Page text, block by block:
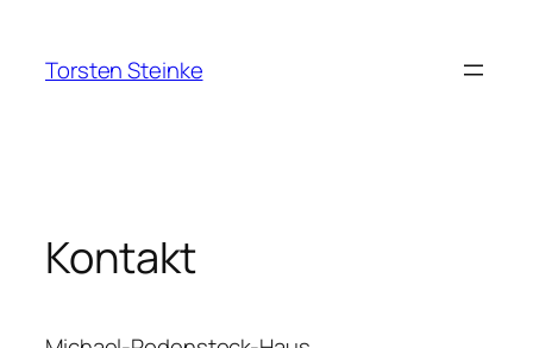
springen
Torsten Steinke
Kontakt